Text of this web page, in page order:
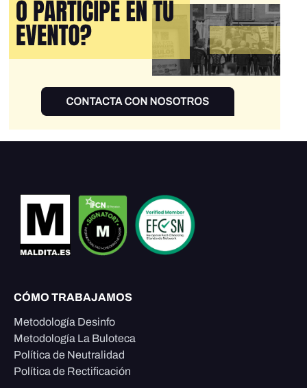
CÓMO TRABAJAMOS
Metodología Desinfo
Metodología La Buloteca
Política de Neutralidad
Política de Rectificación